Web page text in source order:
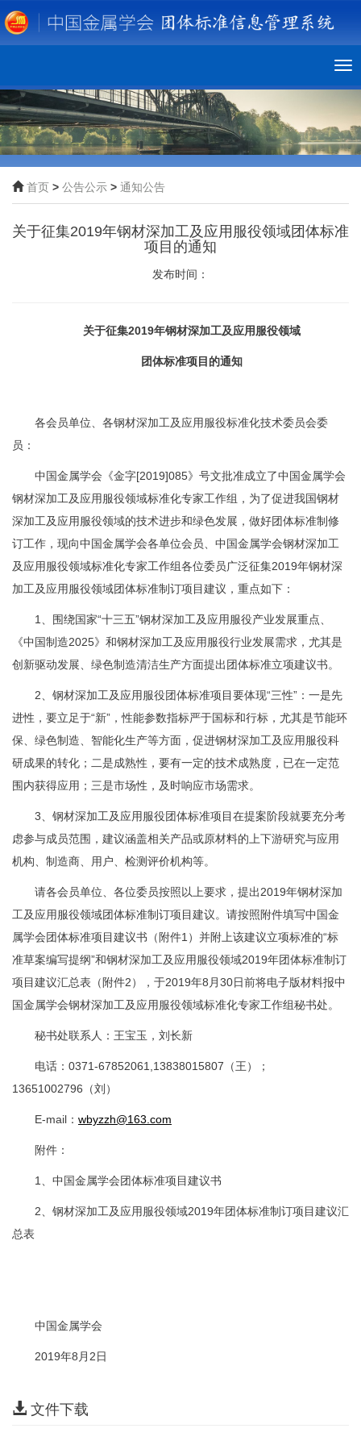
首页 > 公告公示 > 通知公告
关于征集2019年钢材深加工及应用服役领域团体标准
项目的通知
发布时间：
关于征集2019年钢材深加工及应用服役领域
团体标准项目的通知
各会员单位、各钢材深加工及应用服役标准化技术委员会委
员：
中国金属学会《金字[2019]085》号文批准成立了中国金属学会
钢材深加工及应用服役领域标准化专家工作组，为了促进我国钢材
深加工及应用服役领域的技术进步和绿色发展，做好团体标准制修
订工作，现向中国金属学会各单位会员、中国金属学会钢材深加工
及应用服役领域标准化专家工作组各位委员广泛征集2019年钢材深
加工及应用服役领域团体标准制订项目建议，重点如下：
1、围绕国家“十三五”钢材深加工及应用服役产业发展重点、
《中国制造2025》和钢材深加工及应用服役行业发展需求，尤其是
创新驱动发展、绿色制造清洁生产方面提出团体标准立项建议书。
2、钢材深加工及应用服役团体标准项目要体现“三性”：一是先
进性，要立足于“新”，性能参数指标严于国标和行标，尤其是节能环
保、绿色制造、智能化生产等方面，促进钢材深加工及应用服役科
研成果的转化；二是成熟性，要有一定的技术成熟度，已在一定范
围内获得应用；三是市场性，及时响应市场需求。
3、钢材深加工及应用服役团体标准项目在提案阶段就要充分考
虑参与成员范围，建议涵盖相关产品或原材料的上下游研究与应用
机构、制造商、用户、检测评价机构等。
请各会员单位、各位委员按照以上要求，提出2019年钢材深加
工及应用服役领域团体标准制订项目建议。请按照附件填写中国金
属学会团体标准项目建议书（附件1）并附上该建议立项标准的“标
准草案编写提纲”和钢材深加工及应用服役领域2019年团体标准制订
项目建议汇总表（附件2），于2019年8月30日前将电子版材料报中
国金属学会钢材深加工及应用服役领域标准化专家工作组秘书处。
秘书处联系人：王宝玉，刘长新
电话：0371-67852061,13838015807（王）；
13651002796（刘）
E-mail： wbyzzh@163.com
附件：
1、中国金属学会团体标准项目建议书
2、钢材深加工及应用服役领域2019年团体标准制订项目建议汇
总表
中国金属学会
2019年8月2日
文件下载